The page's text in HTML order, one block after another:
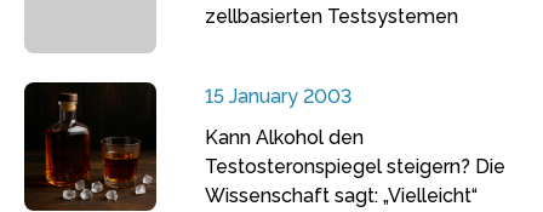
zellbasierten Testsystemen
15 January 2003
Kann Alkohol den
Testosteronspiegel steigern? Die
Wissenschaft sagt: „Vielleicht“